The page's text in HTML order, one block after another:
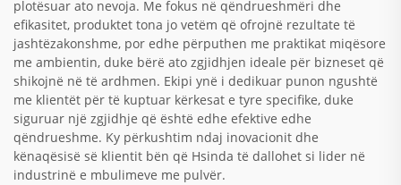
plotësuar ato nevoja. Me fokus në qëndrueshmëri dhe
efikasitet, produktet tona jo vetëm që ofrojnë rezultate të
jashtëzakonshme, por edhe përputhen me praktikat miqësore
me ambientin, duke bërë ato zgjidhjen ideale për bizneset që
shikojnë në të ardhmen. Ekipi ynë i dedikuar punon ngushtë
me klientët për të kuptuar kërkesat e tyre specifike, duke
siguruar një zgjidhje që është edhe efektive edhe
qëndrueshme. Ky përkushtim ndaj inovacionit dhe
kënaqësisë së klientit bën që Hsinda të dallohet si lider në
industrinë e mbulimeve me pulvër.